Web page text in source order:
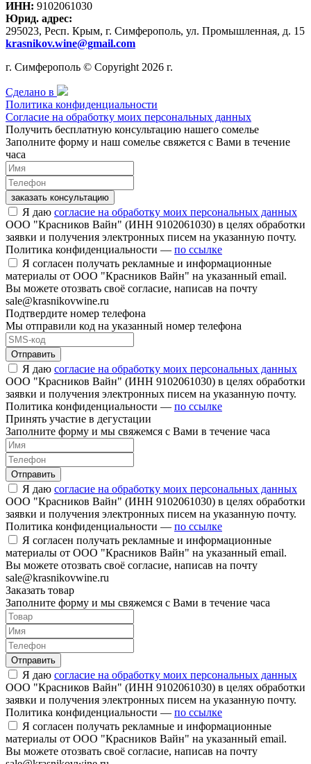
ИНН: 9102061030
Юрид. адрес:
295023, Респ. Крым, г. Симферополь, ул. Промышленная, д. 15
krasnikov.wine@gmail.com
г. Симферополь © Copyright 2026 г.
Сделано в
Политика конфиденциальности
Согласие на обработку моих персональных данных
Получить бесплатную консультацию нашего сомелье
Заполните форму и наш сомелье свяжется с Вами в течение
часа
заказать консультацию
Я даю согласие на обработку моих персональных данных
ООО "Красников Вайн" (ИНН 9102061030) в целях обработки
заявки и получения электронных писем на указанную почту.
Политика конфиденциальности — по ссылке
Я согласен получать рекламные и информационные
материалы от ООО "Красников Вайн" на указанный email.
Вы можете отозвать своё согласие, написав на почту
sale@krasnikovwine.ru
Подтвердите номер телефона
Мы отправили код на указанный номер телефона
Отправить
Я даю согласие на обработку моих персональных данных
ООО "Красников Вайн" (ИНН 9102061030) в целях обработки
заявки и получения электронных писем на указанную почту.
Политика конфиденциальности — по ссылке
Принять участие в дегустации
Заполните форму и мы свяжемся с Вами в течение часа
Отправить
Я даю согласие на обработку моих персональных данных
ООО "Красников Вайн" (ИНН 9102061030) в целях обработки
заявки и получения электронных писем на указанную почту.
Политика конфиденциальности — по ссылке
Я согласен получать рекламные и информационные
материалы от ООО "Красников Вайн" на указанный email.
Вы можете отозвать своё согласие, написав на почту
sale@krasnikovwine.ru
Заказать товар
Заполните форму и мы свяжемся с Вами в течение часа
Отправить
Я даю согласие на обработку моих персональных данных
ООО "Красников Вайн" (ИНН 9102061030) в целях обработки
заявки и получения электронных писем на указанную почту.
Политика конфиденциальности — по ссылке
Я согласен получать рекламные и информационные
материалы от ООО "Красников Вайн" на указанный email.
Вы можете отозвать своё согласие, написав на почту